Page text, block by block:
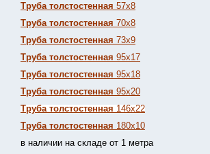
Труба толстостенная 57х8
Труба толстостенная 70х8
Труба толстостенная 73х9
Труба толстостенная 95х17
Труба толстостенная 95х18
Труба толстостенная 95х20
Труба толстостенная 146х22
Труба толстостенная 180х10
в наличии на складе от 1 метра